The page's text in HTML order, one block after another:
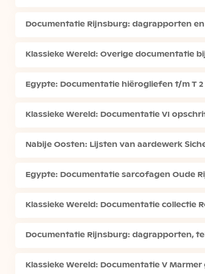
Documentatie Rijnsburg: dagrapporten
Klassieke Wereld: Overige documentatie
Egypte: Documentatie hiërogliefen t/m T 2
Klassieke Wereld: Documentatie VI
Nabije Oosten: Lijsten van aardewerk
Egypte: Documentatie sarcofagen Oude
Klassieke Wereld: Documentatie collectie
Documentatie Rijnsburg: dagrapporten,
Klassieke Wereld: Documentatie V